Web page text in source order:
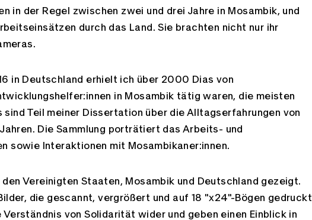
in der Regel zwischen zwei und drei Jahre in Mosambik, und
durch das Land. Sie brachten nicht nur ihr
in Deutschland erhielt ich über 2000 Dias von
in Mosambik tätig waren, die meisten
Teil meiner Dissertation über die Alltagserfahrungen von
Die Sammlung porträtiert das Arbeits- und
sowie Interaktionen mit Mosambikaner:innen.
Vereinigten Staaten, Mosambik und Deutschland gezeigt.
die gescannt, vergrößert und auf 18 "x24"-Bögen gedruckt
von Solidarität wider und geben einen Einblick in